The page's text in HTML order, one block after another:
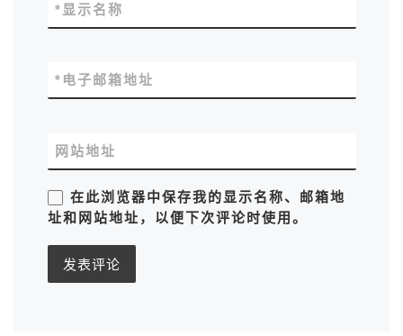
显示名称
*
电子邮箱地址
*
网站地址
在此浏览器中保存我的显示名称、邮箱地
址和网站地址，以便下次评论时使用。